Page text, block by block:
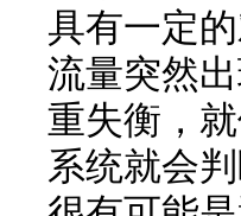
具有一定
流量突然
重失衡，
系统就会